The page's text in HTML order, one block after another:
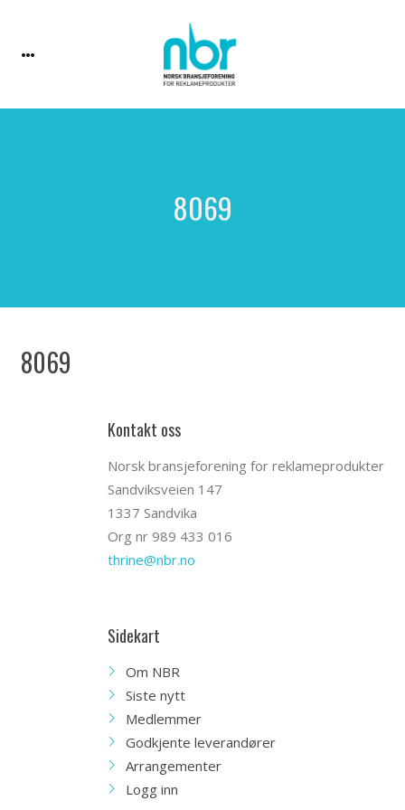
8069
8069
Kontakt oss
Norsk bransjeforening for reklameprodukter
Sandviksveien 147
1337 Sandvika
Org nr 989 433 016
thrine@nbr.no
Sidekart
Om NBR
Siste nytt
Medlemmer
Godkjente leverandører
Arrangementer
Logg inn